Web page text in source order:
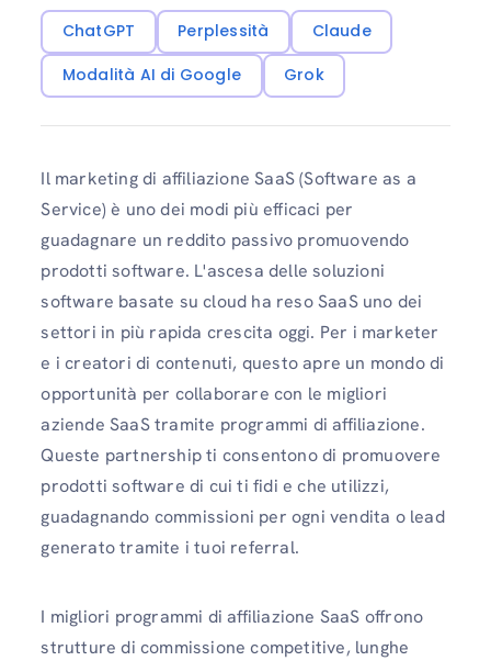
ChatGPT Perplessità
Claude
Modalità AI di Google
Grok
Il marketing di affiliazione SaaS (Software as a
Service) è uno dei modi più efficaci per
guadagnare un reddito passivo promuovendo
prodotti software. L'ascesa delle soluzioni
software basate su cloud ha reso SaaS uno dei
settori in più rapida crescita oggi. Per i marketer
e i creatori di contenuti, questo apre un mondo di
opportunità per collaborare con le migliori
aziende SaaS tramite programmi di affiliazione.
Queste partnership ti consentono di promuovere
prodotti software di cui ti fidi e che utilizzi,
guadagnando commissioni per ogni vendita o lead
generato tramite i tuoi referral.
I migliori programmi di affiliazione SaaS offrono
strutture di commissione competitive, lunghe